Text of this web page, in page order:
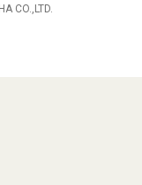
CO.,LTD.